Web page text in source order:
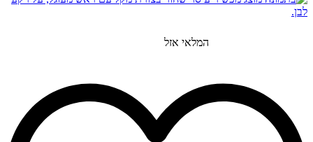
המלאי אזל